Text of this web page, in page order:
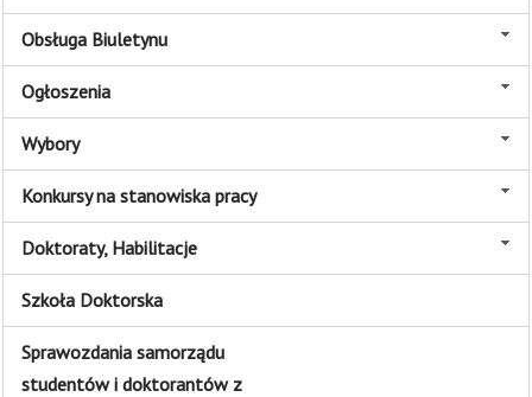
Obsługa Biuletynu
Ogłoszenia
Wybory
Konkursy na stanowiska pracy
Doktoraty, Habilitacje
Szkoła Doktorska
Sprawozdania samorządu
studentów i doktorantów z